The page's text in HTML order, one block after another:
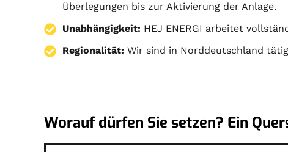
Überlegungen bis zur Aktivierung der Anlage.
Unabhängigkeit: HEJ ENERGI arbeitet
Regionalität: Wir sind in Norddeutschland
Worauf dürfen Sie setzen? Ein